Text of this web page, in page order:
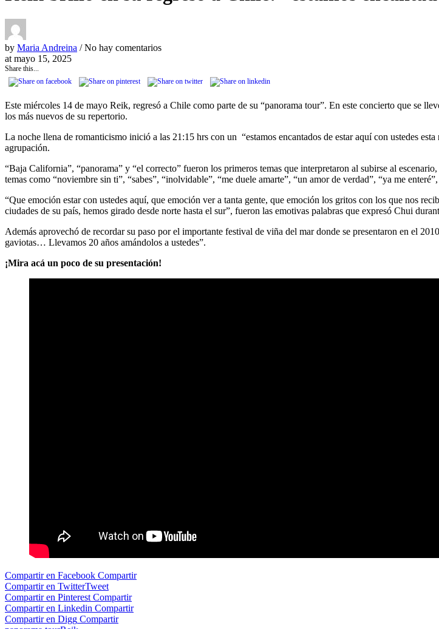
by Maria Andreina / No hay comentarios
at mayo 15, 2025
Share this...
Este miércoles 14 de mayo Reik, regresó a Chile como parte de su “panorama tour”. En este concierto que se
los más nuevos de su repertorio.
La noche llena de romanticismo inició a las 21:15 hrs con un “estamos encantados de estar aquí con ustedes
agrupación.
“Baja California”, “panorama” y “el correcto” fueron los primeros temas que interpretaron al subirse al
temas como “noviembre sin ti”, “sabes”, “inolvidable”, “me duele amarte”, “un amor de verdad”, “ya me
“Que emoción estar con ustedes aquí, que emoción ver a tanta gente, que emoción los gritos con los que nos
ciudades de su país, hemos girado desde norte hasta el sur”, fueron las emotivas palabras que expresó Chui
Además aprovechó de recordar su paso por el importante festival de viña del mar donde se presentaron en el
gaviotas… Llevamos 20 años amándolos a ustedes”.
¡Mira acá un poco de su presentación!
Compartir en Facebook Compartir
Compartir en TwitterTweet
Compartir en Pinterest Compartir
Compartir en Linkedin Compartir
Compartir en Digg Compartir